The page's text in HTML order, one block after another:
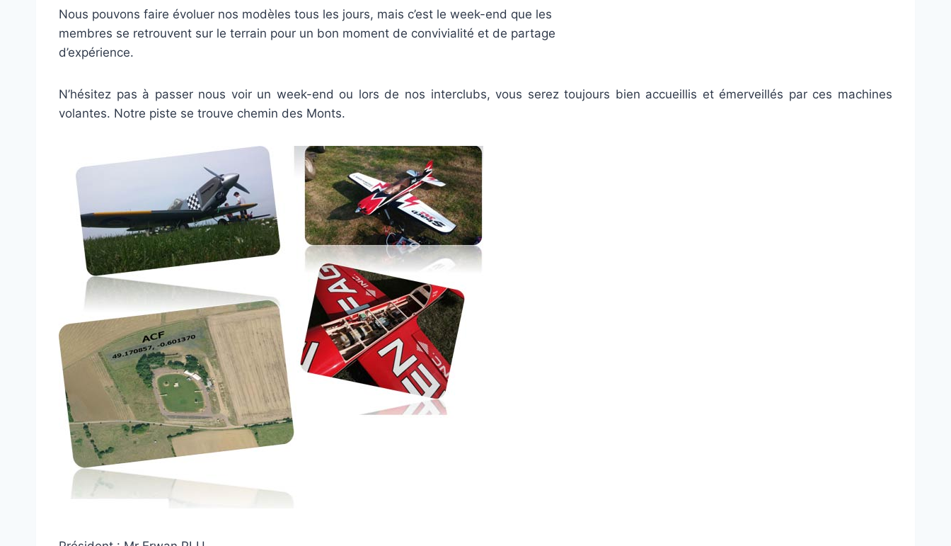
Nous pouvons faire évoluer nos modèles tous les jours, mais c’est le week-end que les
membres se retrouvent sur le terrain pour un bon moment de convivialité et de partage
d’expérience.
N’hésitez pas à passer nous voir un week-end ou lors de nos interclubs, vous serez toujours bien accueillis et émerveillés par ces machines
volantes. Notre piste se trouve chemin des Monts.